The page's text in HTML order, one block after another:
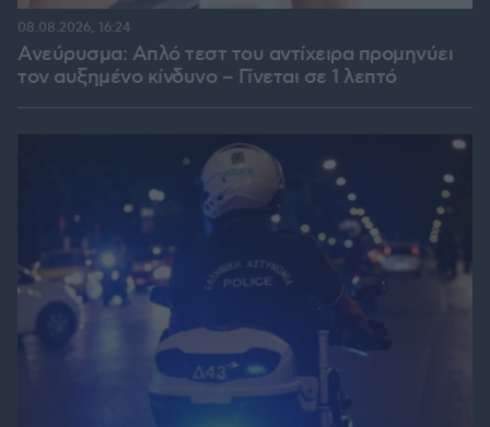
Ανεύρυσμα: Απλό τεστ του αντίχειρα προμηνύει
τον αυξημένο κίνδυνο – Γίνεται σε 1 λεπτό
08.08.2026, 16:24